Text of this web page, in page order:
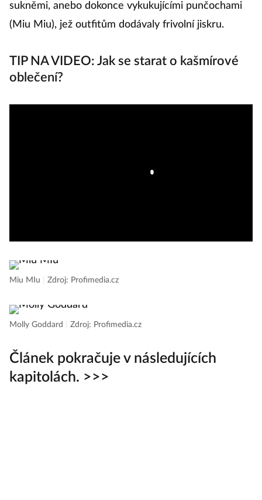
sukněmi, anebo dokonce vykukujícími punčochami
(Miu Miu), jež outfitům dodávaly frivolní jiskru.
TIP NA VIDEO: Jak se starat o kašmírové
oblečení?
Miu MIu Zdroj: Profimedia.cz
Molly Goddard Zdroj: Profimedia.cz
Článek pokračuje v následujících
kapitolách. >>>